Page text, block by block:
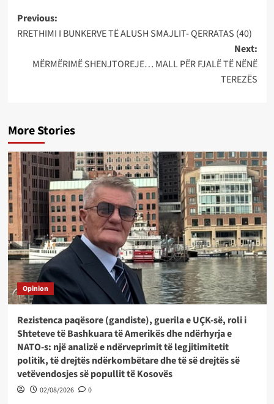
Post
navigation
Previous:
RRETHIMI I BUNKERVE TË ALUSH SMAJLIT- QERRATAS (40)
Next:
MËRMËRIMË SHENJTOREJE… MALL PËR FJALË TË NËNË
TEREZËS
More Stories
Opinion
Rezistenca paqësore (gandiste), guerila e UÇK-së, roli i
Shteteve të Bashkuara të Amerikës dhe ndërhyrja e
NATO-s: një analizë e ndërveprimit të legjitimitetit
politik, të drejtës ndërkombëtare dhe të së drejtës së
vetëvendosjes së popullit të Kosovës
02/08/2026 0